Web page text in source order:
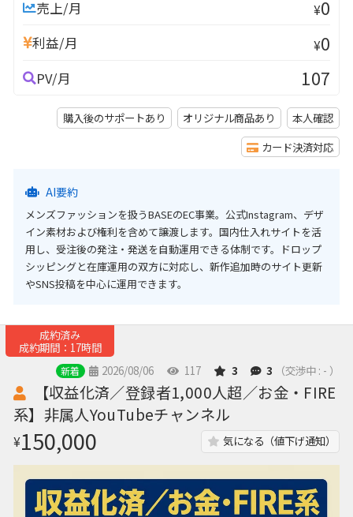
売上/月 ¥0
利益/月 ¥0
PV/月 107
購入後のサポートあり オリジナル商品あり
本人確認
カード決済対応
AI要約
メンズファッションを扱うBASEのEC事業。公式Instagram、デザ
イン素材および権利を含めて譲渡します。国内仕入れサイトを活
用し、受注後の発注・発送を自動運用できる体制です。ドロップ
シッピングと在庫運用の双方に対応し、新作追加時のサイト更新
やSNS投稿を中心に運用できます。
成約済み
成約期間：17時間
新着 2026/08/06 117 3 3 （交渉中 : - ）
【収益化済／登録者1,000人超／お金・FIRE
系】非属人YouTubeチャンネル
¥150,000 気になる（値下げ通知）